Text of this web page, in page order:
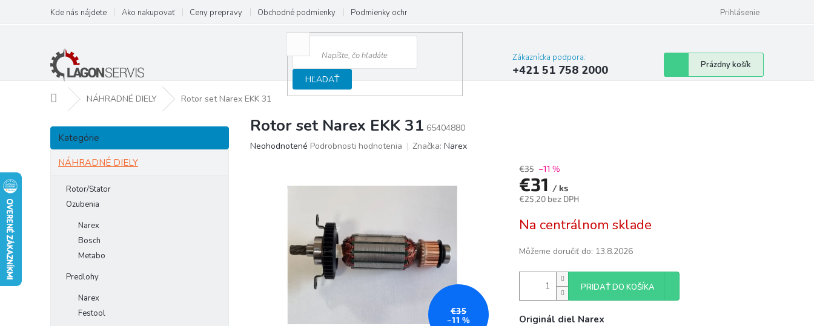
obsah
Kde nás nájdete Ako nakupovať Ceny prepravy Obchodné podmienky Podmienky ochrany osobných údajov Prihlásenie
HĽADAŤ
Zákaznícka podpora:
+421 51 758 2000
Nákupný
košík
Prázdny košík
DomovNÁHRADNÉ DIELY Rotor set Narex EKK 31
B
č
Preskočiť
kategórie
Kategórie
NÁHRADNÉ DIELY
Rotor/Stator
Ozubenia
Narex
Bosch
Metabo
Predlohy
Narex
Festool
Rotor set Narex EKK 31 65404880
Priemerné
Neohodnotené Podrobnosti hodnotenia Značka: Narex
€35
–11 %
€35 –11 %
€31 / ks
€25,20 bez DPH
cena:
Na centrálnom sklade
Môžeme doručiť do: 13.8.2026
PRIDAŤ DO KOŠÍKA
Originál diel Narex